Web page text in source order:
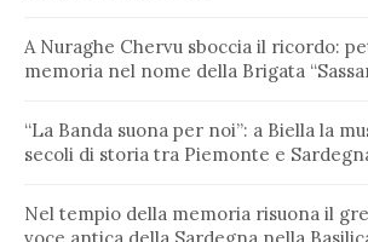
A Nuraghe Chervu sboccia il ricordo:
memoria nel nome della Brigata
“La Banda suona per noi”: a Biella la
secoli di storia tra Piemonte e
Nel tempio della memoria risuona il